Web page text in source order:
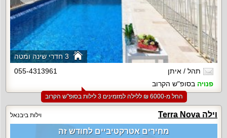
3 חדרי שינה ומטה
תהל / איתן
055-4313961
פנויה בסופ"ש הקרוב
החל מ-‏6000 ₪ ללילה למזמינים 3 לילות בסופ"ש הקרוב
וילה Terra Nova וילות ביבנאל
מחירים אטרקטיביים לחודש זה